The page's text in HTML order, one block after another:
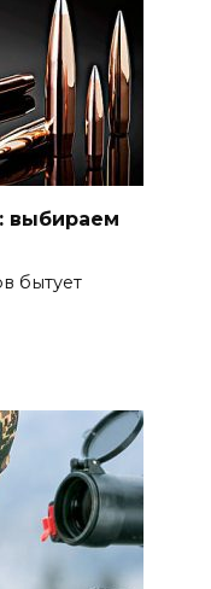
выбираем
бытует